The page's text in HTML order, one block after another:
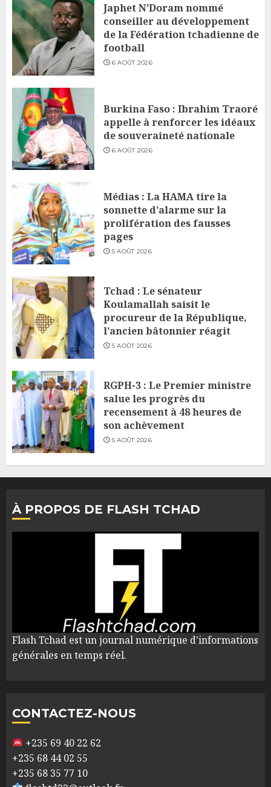
Japhet N’Doram nommé
conseiller au développement
de la Fédération tchadienne de
football
6 AOÛT 2026
Burkina Faso : Ibrahim Traoré
appelle à renforcer les idéaux
de souveraineté nationale
6 AOÛT 2026
Médias : La HAMA tire la
sonnette d’alarme sur la
prolifération des fausses
pages
5 AOÛT 2026
Tchad : Le sénateur
Koulamallah saisit le
procureur de la République,
l’ancien bâtonnier réagit
5 AOÛT 2026
RGPH-3 : Le Premier ministre
salue les progrès du
recensement à 48 heures de
son achèvement
5 AOÛT 2026
À PROPOS DE FLASH TCHAD
Flash Tchad est un journal numérique d'informations
générales en temps réel.
CONTACTEZ-NOUS
+235 69 40 22 62
+235 68 44 02 55
+235 68 35 77 10